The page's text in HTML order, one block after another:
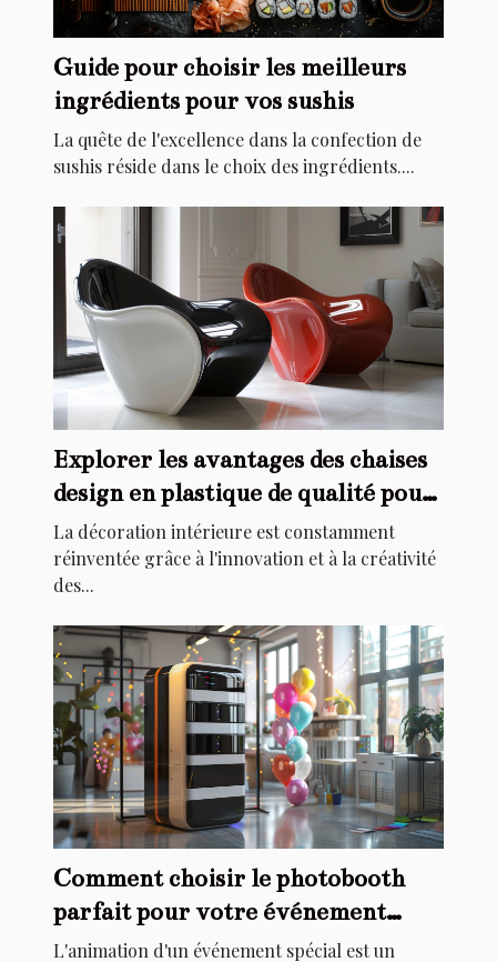
Guide pour choisir les meilleurs
ingrédients pour vos sushis
La quête de l'excellence dans la confection de
sushis réside dans le choix des ingrédients....
Explorer les avantages des chaises
design en plastique de qualité pour
la décoration intérieure
La décoration intérieure est constamment
réinventée grâce à l'innovation et à la créativité
des...
Comment choisir le photobooth
parfait pour votre événement
spécial
L'animation d'un événement spécial est un